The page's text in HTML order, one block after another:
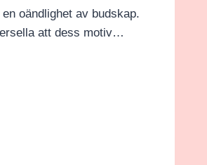
oändlighet av budskap.
att dess motiv…